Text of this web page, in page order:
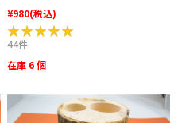
¥980(税込)
★★★★★
★★★★★
44件
在庫 6 個